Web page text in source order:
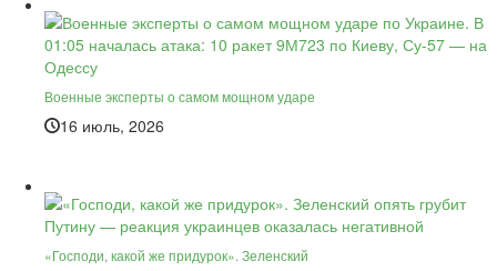
Военные эксперты о самом мощном ударе
16 июль, 2026
«Господи, какой же придурок». Зеленский